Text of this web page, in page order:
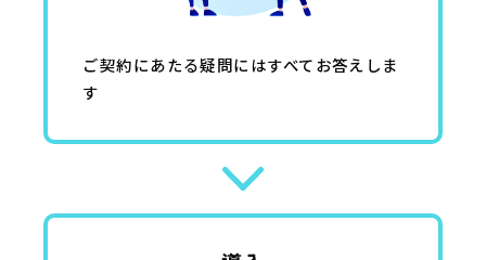
ご契約にあたる疑問にはすべてお答えしま
す